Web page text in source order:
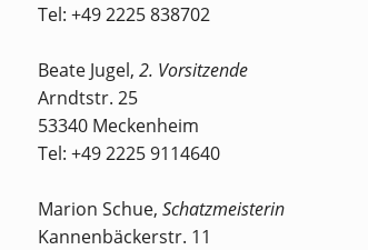
Tel: +49 2225 838702
Beate Jugel, 2. Vorsitzende
Arndtstr. 25
53340 Meckenheim
Tel: +49 2225 9114640
Marion Schue, Schatzmeisterin
Kannenbäckerstr. 11